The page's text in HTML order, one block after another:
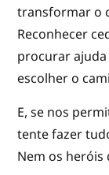
transformar o
Reconhecer
procurar ajuda
escolher o
E, se nos
tente fazer
Nem os heróis